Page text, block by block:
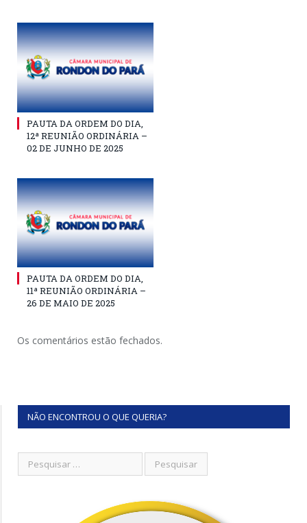
PAUTA DA ORDEM DO DIA,
12ª REUNIÃO ORDINÁRIA –
02 DE JUNHO DE 2025
PAUTA DA ORDEM DO DIA,
11ª REUNIÃO ORDINÁRIA –
26 DE MAIO DE 2025
Os comentários estão fechados.
NÃO ENCONTROU O QUE QUERIA?